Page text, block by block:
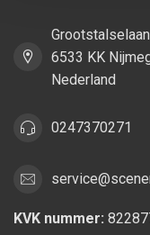
6533 KK
Nederland
0247370271
KVK nummer: